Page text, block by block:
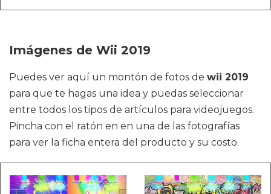
Imágenes de Wii 2019
Puedes ver aquí un montón de fotos de wii 2019
para que te hagas una idea y puedas seleccionar
entre todos los tipos de artículos para videojuegos.
Pincha con el ratón en en una de las fotografías
para ver la ficha entera del producto y su costo.